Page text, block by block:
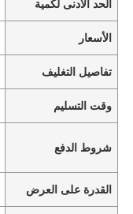
الحد الأدنى لكمية
الأسعار
تفاصيل التغليف
وقت التسليم
شروط الدفع
القدرة على العرض